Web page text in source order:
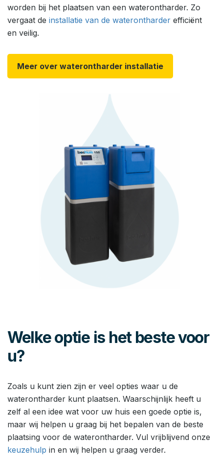
worden bij het plaatsen van een waterontharder. Zo
vergaat de installatie van de waterontharder efficiënt
en veilig.
Meer over waterontharder installatie
Welke optie is het beste voor
u?
Zoals u kunt zien zijn er veel opties waar u de
waterontharder kunt plaatsen. Waarschijnlijk heeft u
zelf al een idee wat voor uw huis een goede optie is,
maar wij helpen u graag bij het bepalen van de beste
plaatsing voor de waterontharder. Vul vrijblijvend onze
keuzehulp in en wij helpen u graag verder.